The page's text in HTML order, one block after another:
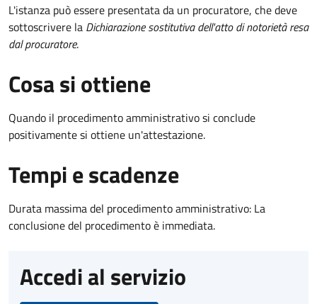
L'istanza può essere presentata da un procuratore, che deve
sottoscrivere la Dichiarazione sostitutiva dell'atto di notorietà resa
dal procuratore.
Cosa si ottiene
Quando il procedimento amministrativo si conclude
positivamente si ottiene un'attestazione.
Tempi e scadenze
Durata massima del procedimento amministrativo: La
conclusione del procedimento è immediata.
Accedi al servizio